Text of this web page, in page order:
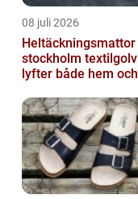
08 juli 2026
Heltäckningsmattor
stockholm textilgolv som
lyfter både hem och